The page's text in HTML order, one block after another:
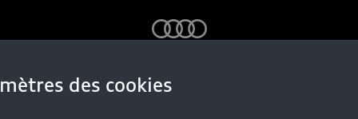
du sport
des cookies